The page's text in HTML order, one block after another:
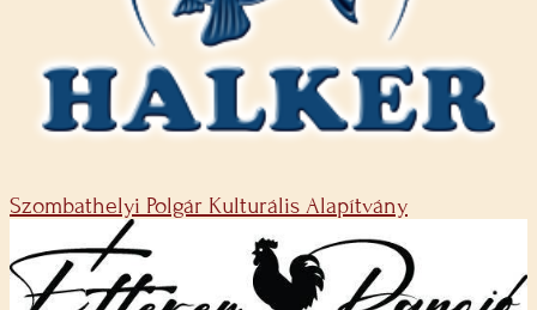
Szombathelyi Polgár Kulturális Alapítvány